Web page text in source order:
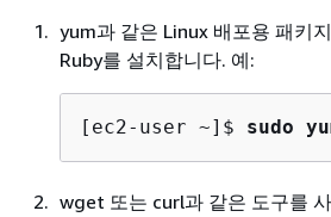
yum과 같은 Linux 배포용 패키
Ruby를 설치합니다. 예:
[ec2-user ~]$ sudo
wget 또는 curl과 같은 도구를